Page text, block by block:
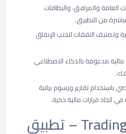
العامة والمرافق، والبطاقات
مباشرة من التطبيق.
وتصنيف النفقات لتجنب الإنفاق
مدعومة بالذكاء الاصطناعي
باستخدام تقارير ورسوم بيانية
اتخاذ قرارات مالية ذكية.
تطبيق Trading 212 – تطبيق